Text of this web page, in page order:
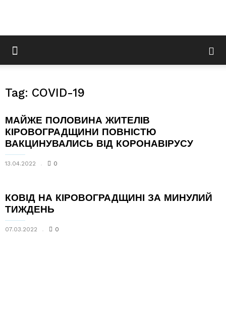
Tag: COVID-19
МАЙЖЕ ПОЛОВИНА ЖИТЕЛІВ
КІРОВОГРАДЩИНИ ПОВНІСТЮ
ВАКЦИНУВАЛИСЬ ВІД КОРОНАВІРУСУ
13.04.2022 0
КОВІД НА КІРОВОГРАДЩИНІ ЗА МИНУЛИЙ
ТИЖДЕНЬ
07.03.2022 0